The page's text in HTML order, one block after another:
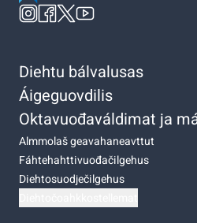
Diehtu bálvalusas
Áigeguovdilis
Oktavuođaváldimat ja
Almmolaš geavahaneavttut
Fáhtehahttivuođačilgehus
Diehtosuodječilgehus